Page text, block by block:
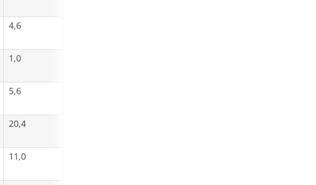
4,6
1,0
5,6
20,4
11,0